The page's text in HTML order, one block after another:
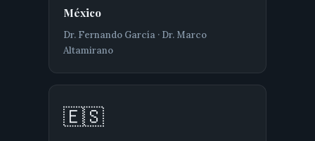
México
Dr. Fernando García · Dr. Marco
Altamirano
🇪🇸